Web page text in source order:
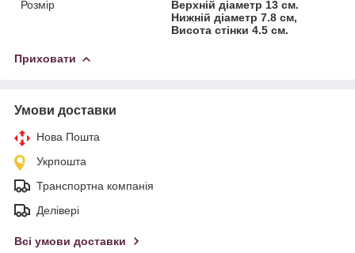
Розмір
Верхній діаметр 13 см.
Нижній діаметр 7.8 см,
Висота стінки 4.5 см.
Приховати
Умови доставки
Нова Пошта
Укрпошта
Транспортна компанія
Делівері
Всі умови доставки